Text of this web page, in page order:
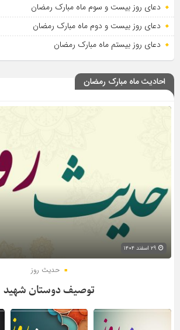
دعای روز بیست و سوم ماه مبارک رمضان
دعای روز بیست و دوم ماه مبارک رمضان
دعای روز بیستم ماه مبارک رمضان
احادیث ماه مبارک رمضان
حدیث روز
توصیف دوستان شهید